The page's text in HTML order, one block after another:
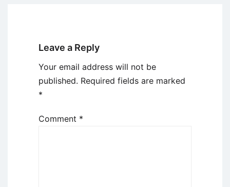
Leave a Reply
Your email address will not be
published. Required fields are marked
*
Comment *